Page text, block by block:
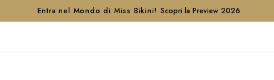
Entra nel Mondo di Miss Bikini! Scopri la Preview 2026